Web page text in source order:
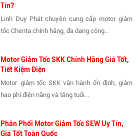
Tín?
Linh Duy Phát chuyên cung cấp motor giảm
tốc Chenta chính hãng, đa dạng công...
Motor Giảm Tốc SKK Chính Hãng Giá Tốt,
Tiết Kiệm Điện
Motor giảm tốc SKK vận hành ổn định, giảm
hao phí điện năng và tăng tuổi...
Phân Phối Motor Giảm Tốc SEW Uy Tín,
Giá Tốt Toàn Quốc